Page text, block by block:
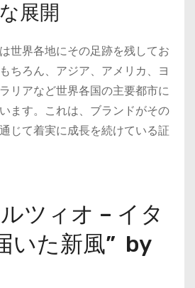
展開
世界各地にその足跡を残してお
ちろん、アジア、アメリカ、ヨ
リアなど世界各国の主要都市に
ます。これは、ブランドがその
じて着実に成長を続けている証
ツィオ – イタ
いた新風” by